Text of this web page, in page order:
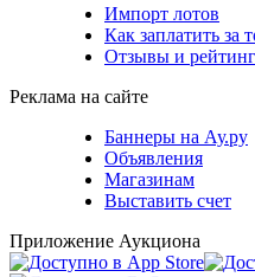
Импорт лотов
Как заплатить за
Отзывы и рейтинг
Реклама на сайте
Баннеры на Ау.ру
Объявления
Магазинам
Выставить счет
Приложение Аукциона